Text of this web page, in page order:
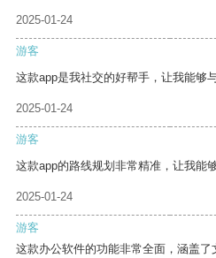
2025-01-24
游客
这款app是我社交的好帮手，让我能够
2025-01-24
游客
这款app的路线规划非常精准，让我能
2025-01-24
游客
这款办公软件的功能非常全面，涵盖